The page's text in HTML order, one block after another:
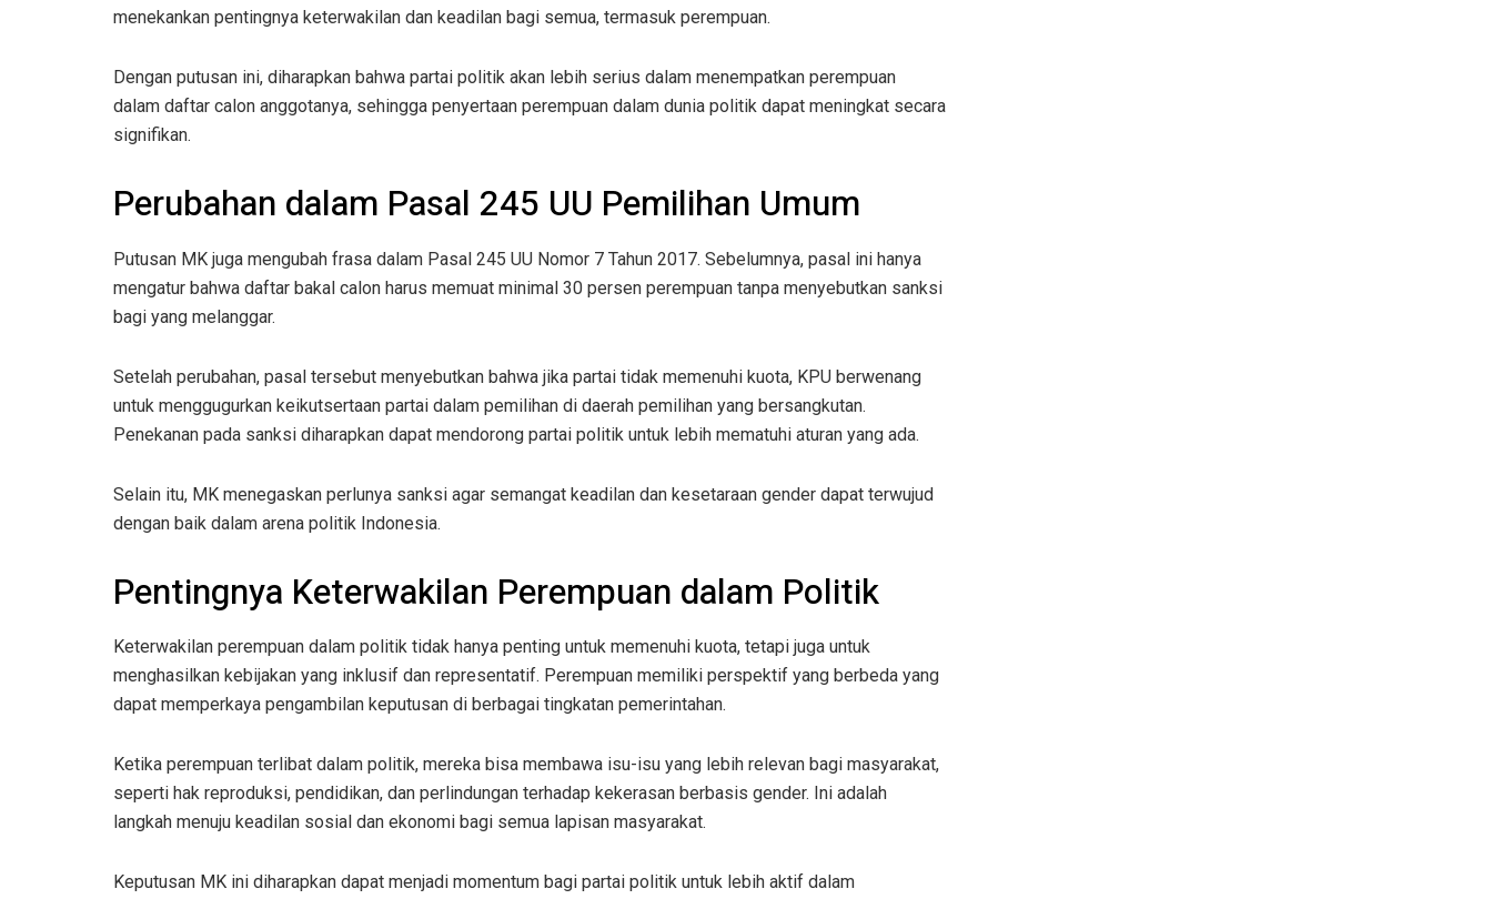
menekankan pentingnya keterwakilan dan keadilan bagi semua, termasuk perempuan.
Dengan putusan ini, diharapkan bahwa partai politik akan lebih serius dalam menempatkan perempuan
dalam daftar calon anggotanya, sehingga penyertaan perempuan dalam dunia politik dapat meningkat secara
signifikan.
Perubahan dalam Pasal 245 UU Pemilihan Umum
Putusan MK juga mengubah frasa dalam Pasal 245 UU Nomor 7 Tahun 2017. Sebelumnya, pasal ini hanya
mengatur bahwa daftar bakal calon harus memuat minimal 30 persen perempuan tanpa menyebutkan sanksi
bagi yang melanggar.
Setelah perubahan, pasal tersebut menyebutkan bahwa jika partai tidak memenuhi kuota, KPU berwenang
untuk menggugurkan keikutsertaan partai dalam pemilihan di daerah pemilihan yang bersangkutan.
Penekanan pada sanksi diharapkan dapat mendorong partai politik untuk lebih mematuhi aturan yang ada.
Selain itu, MK menegaskan perlunya sanksi agar semangat keadilan dan kesetaraan gender dapat terwujud
dengan baik dalam arena politik Indonesia.
Pentingnya Keterwakilan Perempuan dalam Politik
Keterwakilan perempuan dalam politik tidak hanya penting untuk memenuhi kuota, tetapi juga untuk
menghasilkan kebijakan yang inklusif dan representatif. Perempuan memiliki perspektif yang berbeda yang
dapat memperkaya pengambilan keputusan di berbagai tingkatan pemerintahan.
Ketika perempuan terlibat dalam politik, mereka bisa membawa isu-isu yang lebih relevan bagi masyarakat,
seperti hak reproduksi, pendidikan, dan perlindungan terhadap kekerasan berbasis gender. Ini adalah
langkah menuju keadilan sosial dan ekonomi bagi semua lapisan masyarakat.
Keputusan MK ini diharapkan dapat menjadi momentum bagi partai politik untuk lebih aktif dalam